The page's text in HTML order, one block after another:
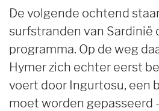
De volgende ochtend
surfstranden van Sardinië
programma. Op de weg
Hymer zich echter eerst
voert door Ingurtosu, een
moet worden gepasseerd